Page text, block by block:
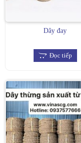
Dây đay
Đọc tiếp